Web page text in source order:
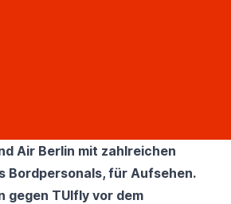
Air Berlin mit zahlreichen
Bordpersonals, für Aufsehen.
gegen TUIfly vor dem